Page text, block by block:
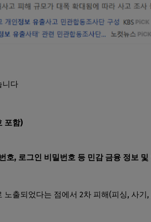
니다
포함)
호, 로그인 비밀번호 등 민감 금융 정보 및
노출되었다는 점에서 2차 피해(피싱, 사